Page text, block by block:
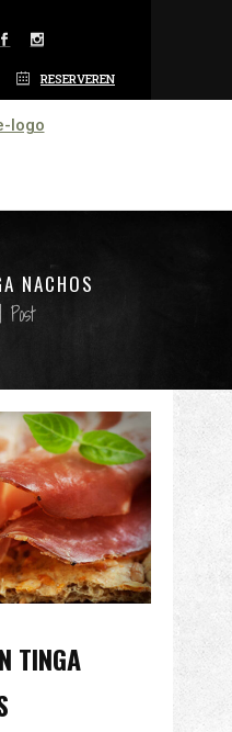
RESERVEREN
NACHOS
TINGA